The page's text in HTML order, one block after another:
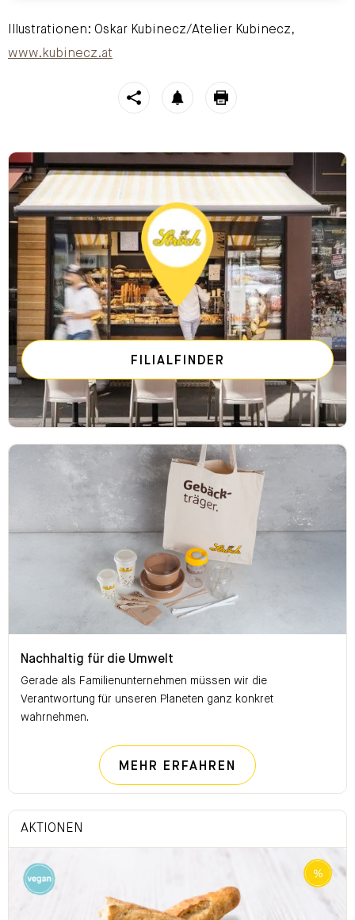
https://stroeck.at/neuigkeiten/die-stroeck-broeselpost-
Toogle share
notification
print
Illustrationen: Oskar Kubinecz/Atelier Kubinecz,
www.kubinecz.at
FILIALFINDER
Nachhaltig für die Umwelt
Gerade als Familienunternehmen müssen wir die
Verantwortung für unseren Planeten ganz konkret
wahrnehmen.
MEHR ERFAHREN NACHHALTIG
AKTIONEN